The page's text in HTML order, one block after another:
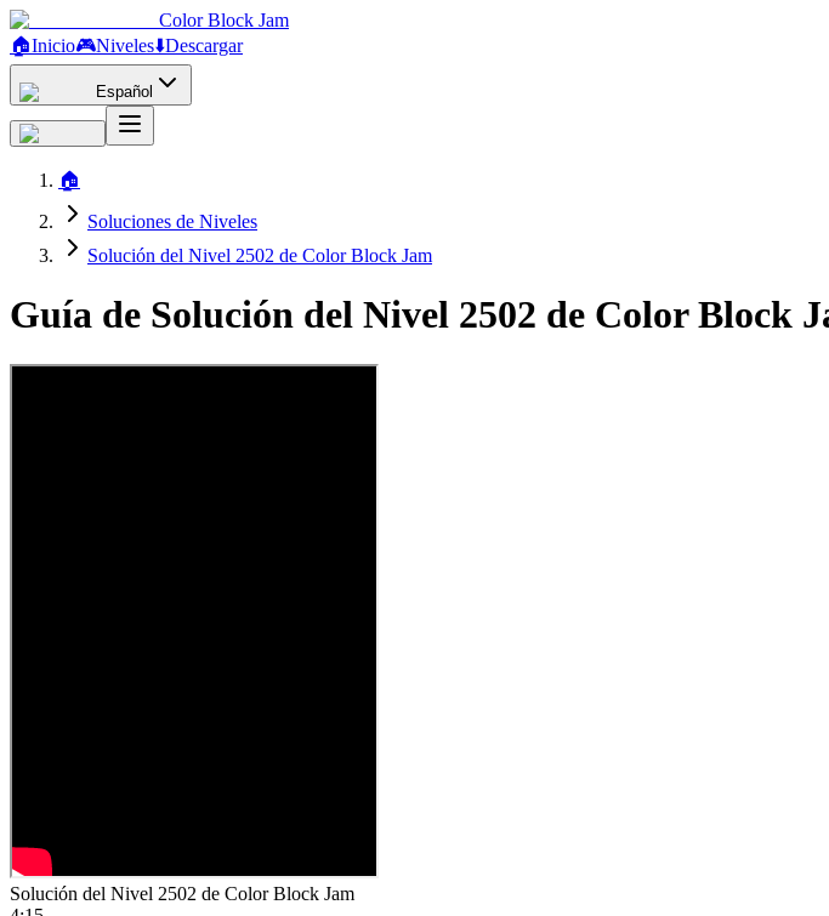
Color Block Jam
🏠Inicio🎮Niveles⬇️Descargar
Español
🏠
Soluciones de Niveles
Solución del Nivel 2502 de Color Block Jam
Guía de Solución del Nivel 2502 de Color Block
Solución del Nivel 2502 de Color Block Jam